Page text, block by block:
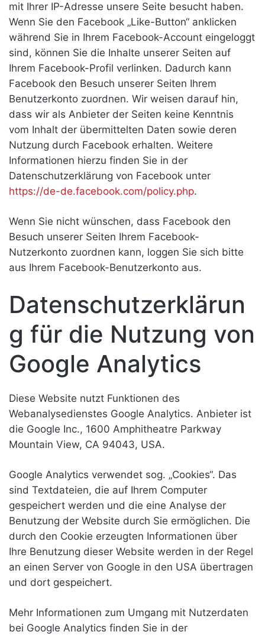
mit Ihrer IP-Adresse unsere Seite besucht haben.
Wenn Sie den Facebook „Like-Button“ anklicken
während Sie in Ihrem Facebook-Account eingeloggt
sind, können Sie die Inhalte unserer Seiten auf
Ihrem Facebook-Profil verlinken. Dadurch kann
Facebook den Besuch unserer Seiten Ihrem
Benutzerkonto zuordnen. Wir weisen darauf hin,
dass wir als Anbieter der Seiten keine Kenntnis
vom Inhalt der übermittelten Daten sowie deren
Nutzung durch Facebook erhalten. Weitere
Informationen hierzu finden Sie in der
Datenschutzerklärung von Facebook unter
https://de-de.facebook.com/policy.php.
Wenn Sie nicht wünschen, dass Facebook den
Besuch unserer Seiten Ihrem Facebook-
Nutzerkonto zuordnen kann, loggen Sie sich bitte
aus Ihrem Facebook-Benutzerkonto aus.
Datenschutzerklärun
g für die Nutzung von
Google Analytics
Diese Website nutzt Funktionen des
Webanalysedienstes Google Analytics. Anbieter ist
die Google Inc., 1600 Amphitheatre Parkway
Mountain View, CA 94043, USA.
Google Analytics verwendet sog. „Cookies“. Das
sind Textdateien, die auf Ihrem Computer
gespeichert werden und die eine Analyse der
Benutzung der Website durch Sie ermöglichen. Die
durch den Cookie erzeugten Informationen über
Ihre Benutzung dieser Website werden in der Regel
an einen Server von Google in den USA übertragen
und dort gespeichert.
Mehr Informationen zum Umgang mit Nutzerdaten
bei Google Analytics finden Sie in der